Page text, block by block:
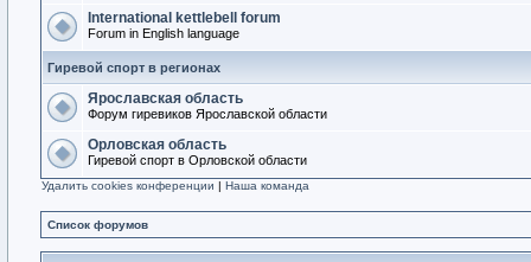
International kettlebell forum
Forum in English language
Гиревой спорт в регионах
Ярославская область
Форум гиревиков Ярославской области
Орловская область
Гиревой спорт в Орловской области
Удалить cookies конференции | Наша команда
Список форумов